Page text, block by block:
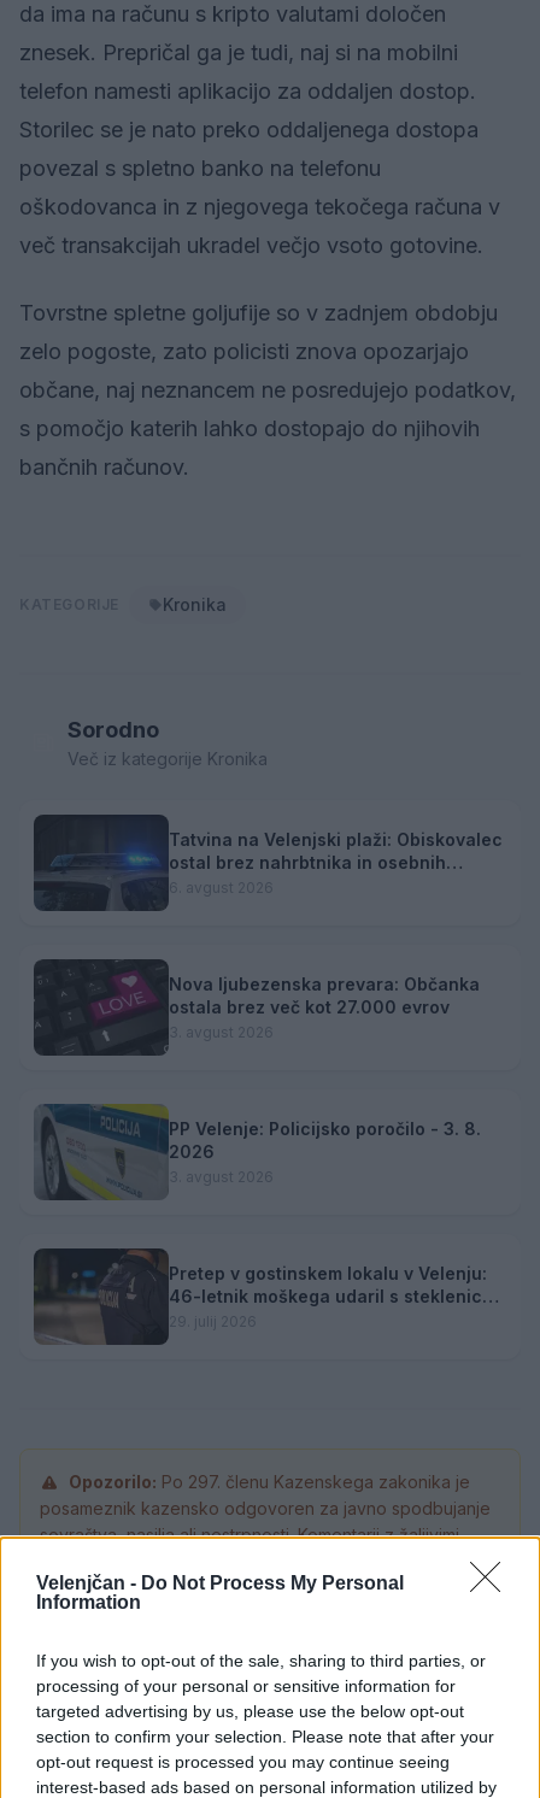
Velenjčan - Do Not Process My Personal
Information
If you wish to opt-out of the sale, sharing to third parties, or
processing of your personal or sensitive information for
targeted advertising by us, please use the below opt-out
section to confirm your selection. Please note that after your
opt-out request is processed you may continue seeing
interest-based ads based on personal information utilized by
da ima na računu s kripto valutami določen
znesek. Prepričal ga je tudi, naj si na mobilni
telefon namesti aplikacijo za oddaljen dostop.
Storilec se je nato preko oddaljenega dostopa
povezal s spletno banko na telefonu
oškodovanca in z njegovega tekočega računa v
več transakcijah ukradel večjo vsoto gotovine.
Tovrstne spletne goljufije so v zadnjem obdobju
zelo pogoste, zato policisti znova opozarjajo
občane, naj neznancem ne posredujejo podatkov,
s pomočjo katerih lahko dostopajo do njihovih
bančnih računov.
Kronika
Sorodno
Več iz kategorije Kronika
Tatvina na Velenjski plaži: Obiskovalec
ostal brez nahrbtnika in osebnih
predmetov
6. avgust 2026
Nova ljubezenska prevara: Občanka
ostala brez več kot 27.000 evrov
3. avgust 2026
PP Velenje: Policijsko poročilo - 3. 8.
2026
3. avgust 2026
Pretep v gostinskem lokalu v Velenju:
46-letnik moškega udaril s steklenico
in ga zabodel
29. julij 2026
Opozorilo: Po 297. členu Kazenskega zakonika je
posameznik kazensko odgovoren za javno spodbujanje
sovraštva, nasilja ali nestrpnosti. Komentarji z žaljivimi,
rasističnimi, diskriminatornimi ali nezakonitimi vsebinami
bodo odstranjeni. Pravila komentiranja →
Failed to fetch
Prihajajoči dogodki
AVG
6
Aktivne poletne počitnice z ustvarjalci Studia
Spin